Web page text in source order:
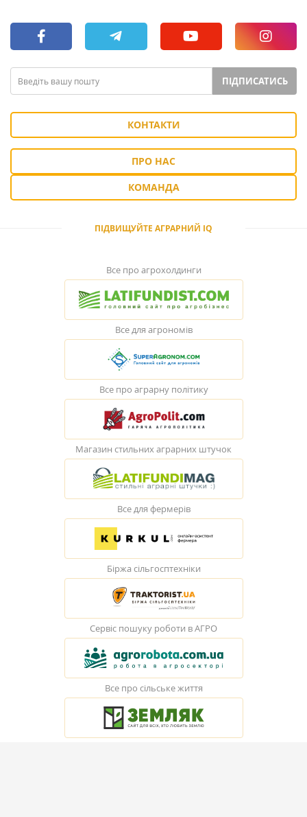
ПІДПИСАТИСЬ
КОНТАКТИ
ПРО НАС
КОМАНДА
ПІДВИЩУЙТЕ АГРАРНИЙ IQ
Все про агрохолдинги
Все для агрономів
Все про аграрну політику
Магазин стильних аграрних штучок
Все для фермерів
Біржа сільгосптехніки
Сервіс пошуку роботи в АГРО
Все про сільське життя